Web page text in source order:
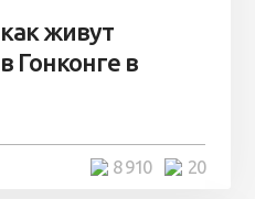
живут
Гонконге в
20
8 910